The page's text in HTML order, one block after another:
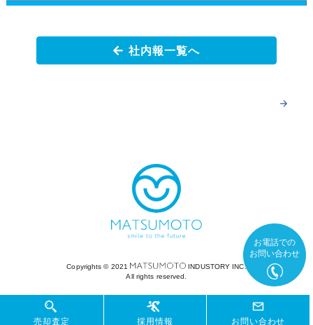
社内報一覧へ
Copyrights ©︎ 2021
INDUSTORY INC.
All rights reserved.
お電話での
お問い合わせ
売却査定 採用情報 お問い合わせ
売却査定 採用情報 お問い合わせ